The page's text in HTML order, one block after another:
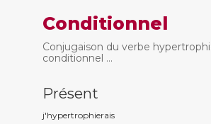
Conditionnel
Conjugaison du verbe
conditionnel ...
Présent
j'hypertrophierais